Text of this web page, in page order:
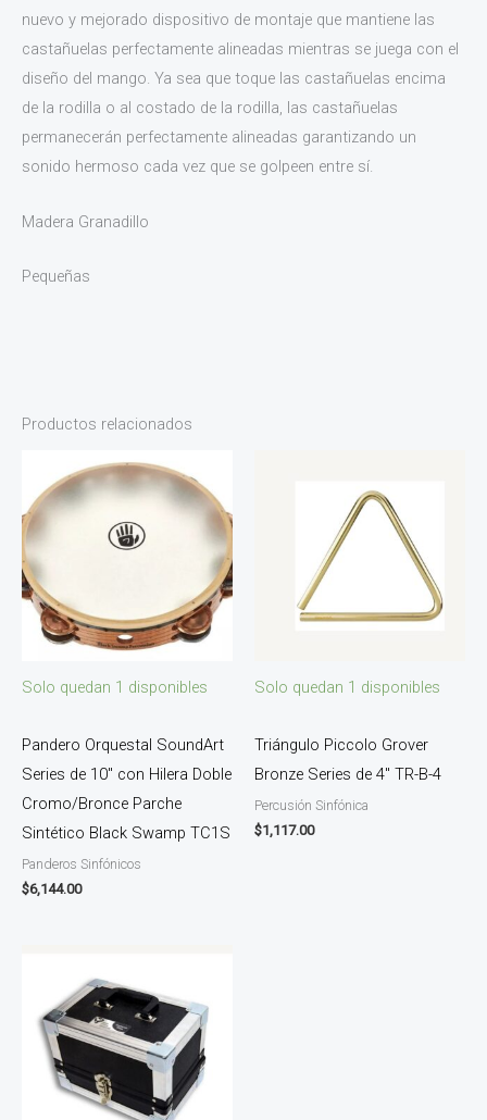
nuevo y mejorado dispositivo de montaje que mantiene las
castañuelas perfectamente alineadas mientras se juega con el
diseño del mango. Ya sea que toque las castañuelas encima
de la rodilla o al costado de la rodilla, las castañuelas
permanecerán perfectamente alineadas garantizando un
sonido hermoso cada vez que se golpeen entre sí.
Madera Granadillo
Pequeñas
Productos relacionados
Solo quedan 1 disponibles
Pandero Orquestal SoundArt
Series de 10″ con Hilera Doble
Cromo/Bronce Parche
Sintético Black Swamp TC1S
Panderos Sinfónicos
$6,144.00
Solo quedan 1 disponibles
Triángulo Piccolo Grover
Bronze Series de 4″ TR-B-4
Percusión Sinfónica
$1,117.00